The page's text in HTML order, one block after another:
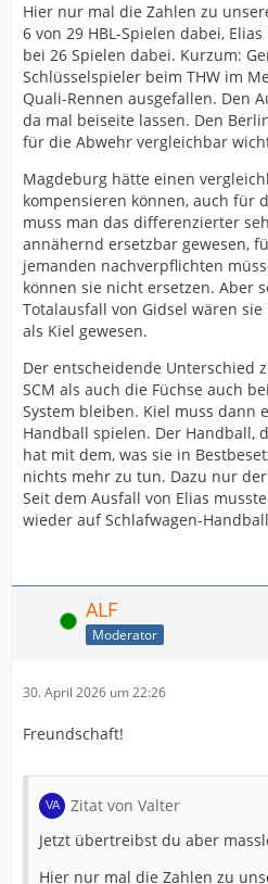
Hier nur mal die Zahlen zu
6 von 29 HBL-Spielen dabei,
bei 26 Spielen dabei. Kurzum:
Schlüsselspieler beim THW im
Quali-Rennen ausgefallen. Den
da mal beiseite lassen. Den
für die Abwehr vergleichbar
Magdeburg hätte einen
kompensieren können, auch für
muss man das differenzierter
annähernd ersetzbar gewesen,
jemanden nachverpflichten
können sie nicht ersetzen. Aber
Totalausfall von Gidsel wären
als Kiel gewesen.
Der entscheidende Unterschied
SCM als auch die Füchse auch
System bleiben. Kiel muss dann
Handball spielen. Der Handball,
hat mit dem, was sie in
nichts mehr zu tun. Dazu nur
Seit dem Ausfall von Elias
wieder auf Schlafwagen-
Online ALF
Moderator
30. April 2026 um 22:26
Freundschaft!
Zitat von Valter
Jetzt übertreibst du aber
Hier nur mal die Zahlen zu